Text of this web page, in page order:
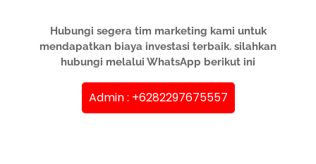
Hubungi segera tim marketing kami untuk
mendapatkan biaya investasi terbaik. silahkan
hubungi melalui WhatsApp berikut ini
Admin : +6282297675557